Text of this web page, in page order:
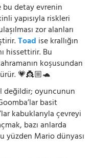
bu detay evrenin
yapısıyla riskleri
zor alanları
Toad ise krallığın
hissettirir. Bu
koşusundan
💗👸🏼🐢
değildir; oyuncunun
basit
kabuklarıyla çevreyi
bazı anlarda
yüzden Mario dünyası